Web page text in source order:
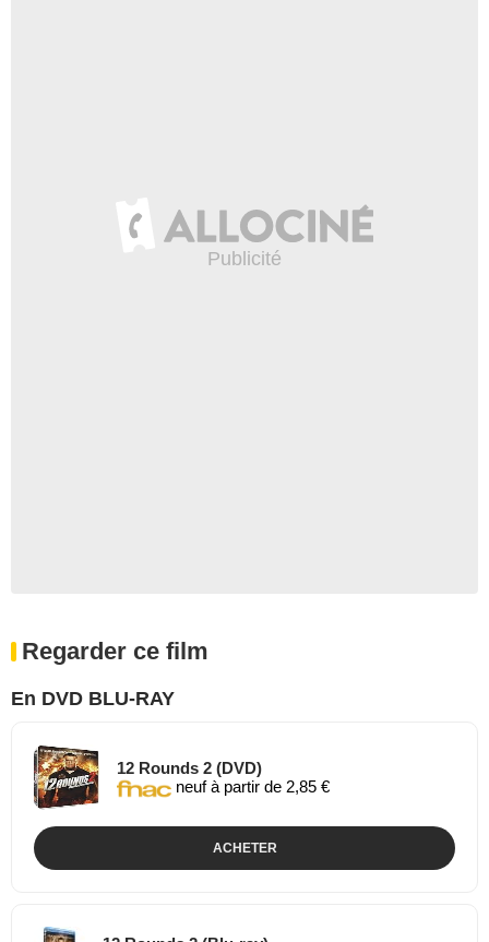
Regarder ce film
En DVD BLU-RAY
12 Rounds 2 (DVD)
neuf à partir de 2,85 €
ACHETER